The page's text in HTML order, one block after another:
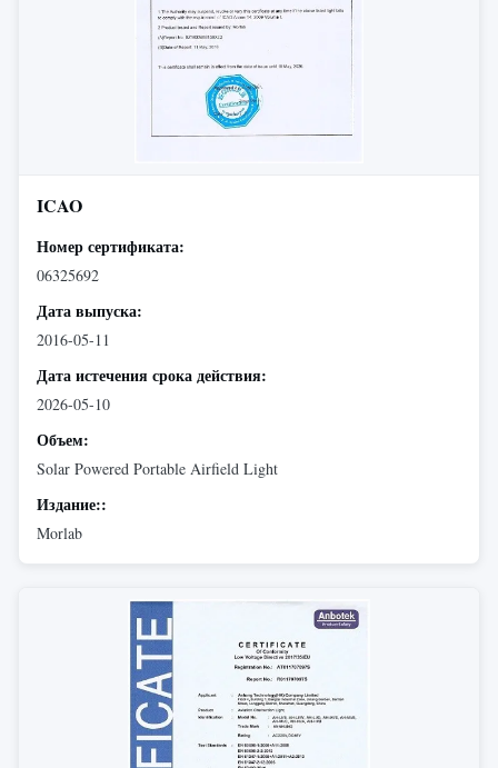
ICAO
Номер сертификата:
06325692
Дата выпуска:
2016-05-11
Дата истечения срока действия:
2026-05-10
Объем:
Solar Powered Portable Airfield Light
Издание::
Morlab